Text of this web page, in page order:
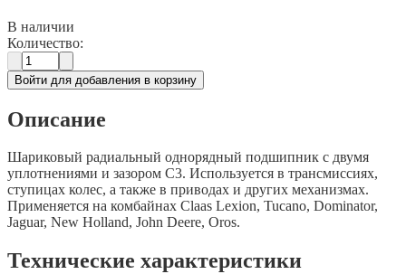
В наличии
Количество:
Войти для добавления в корзину
Описание
Шариковый радиальный однорядный подшипник с двумя
уплотнениями и зазором C3. Используется в трансмиссиях,
ступицах колес, а также в приводах и других механизмах.
Применяется на комбайнах Claas Lexion, Tucano, Dominator,
Jaguar, New Holland, John Deere, Oros.
Технические характеристики